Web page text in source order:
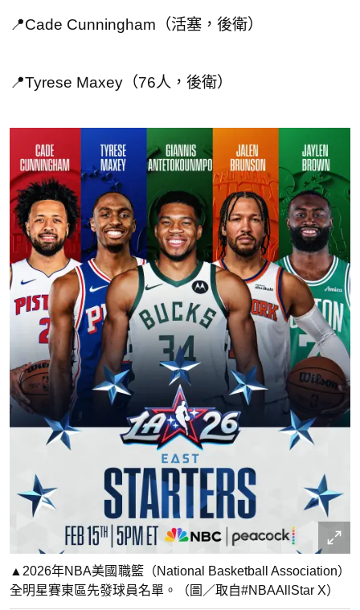
📍Cade Cunningham（活塞，後衛）
📍Tyrese Maxey（76人，後衛）
▲2026年NBA美國職籃（National Basketball Association）
全明星賽東區先發球員名單。（圖／取自#NBAAllStar X）